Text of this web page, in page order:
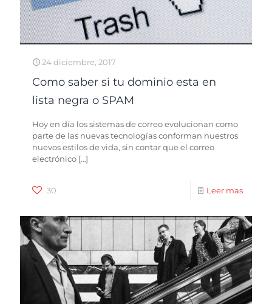
24 diciembre, 2017
Como saber si tu dominio esta en
lista negra o SPAM
Hoy en día los sistemas de correo evolucionan como
parte de las nuevas tecnologías conforman nuestros
nuevos estilos de vida, sin contar que el correo
electrónico […]
30 Leer mas